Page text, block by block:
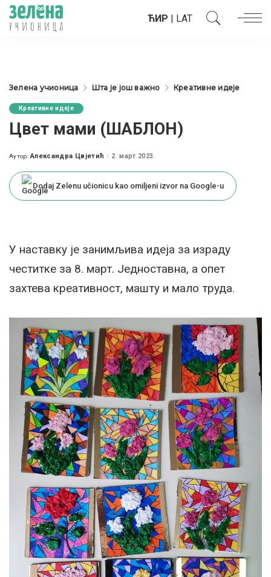
ЋИР | LAT
Зелена учионица Шта је још важно Креативне идеје
Креативне идеје
Цвет мами (ШАБЛОН)
Posted
Аутор: Александра Цвјетић 2. март 2023.
Dodaj Zelenu učionicu kao omiljeni izvor na Google-u
У наставку је занимљива идеја за израду
честитке за 8. март. Једноставна, а опет
захтева креативност, машту и мало труда.